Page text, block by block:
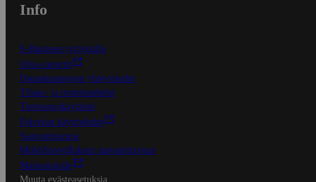
Info
S-Business yrityksille
Oiva-raportit
Osuuskauppojen yhteystiedot
Tilaus- ja toimitusehdot
Tietosuojakäytäntö
Palvelun käyttöehdot
Saavutettavuus
Mobiilisovelluksen saavutettavuus
Mainostajalle
Muuta evästeasetuksia